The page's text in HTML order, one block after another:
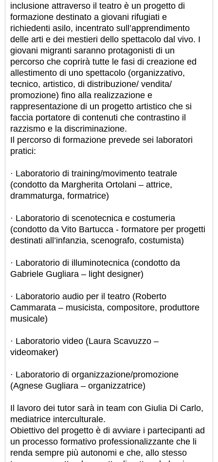
inclusione attraverso il teatro è un progetto di
formazione destinato a giovani rifugiati e
richiedenti asilo, incentrato sull’apprendimento
delle arti e dei mestieri dello spettacolo dal vivo. I
giovani migranti saranno protagonisti di un
percorso che coprirà tutte le fasi di creazione ed
allestimento di uno spettacolo (organizzativo,
tecnico, artistico, di distribuzione/ vendita/
promozione) fino alla realizzazione e
rappresentazione di un progetto artistico che si
faccia portatore di contenuti che contrastino il
razzismo e la discriminazione.
Il percorso di formazione prevede sei laboratori
pratici:
· Laboratorio di training/movimento teatrale
(condotto da Margherita Ortolani – attrice,
drammaturga, formatrice)
· Laboratorio di scenotecnica e costumeria
(condotto da Vito Bartucca - formatore per progetti
destinati all’infanzia, scenografo, costumista)
· Laboratorio di illuminotecnica (condotto da
Gabriele Gugliara – light designer)
· Laboratorio audio per il teatro (Roberto
Cammarata – musicista, compositore, produttore
musicale)
· Laboratorio video (Laura Scavuzzo –
videomaker)
· Laboratorio di organizzazione/promozione
(Agnese Gugliara – organizzatrice)
Il lavoro dei tutor sarà in team con Giulia Di Carlo,
mediatrice interculturale.
Obiettivo del progetto è di avviare i partecipanti ad
un processo formativo professionalizzante che li
renda sempre più autonomi e che, allo stesso